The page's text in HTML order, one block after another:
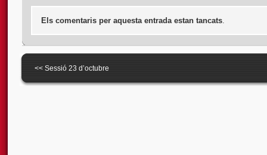
Els comentaris per aquesta entrada estan tancats
<< Sessió 23 d’octubre